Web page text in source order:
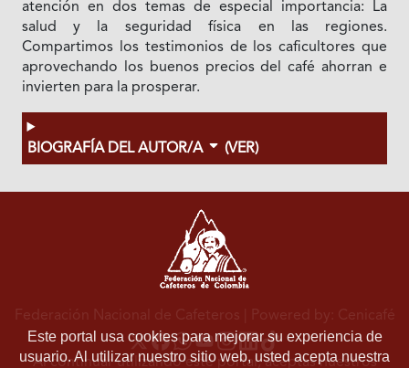
atención en dos temas de especial importancia: La
salud y la seguridad física en las regiones.
Compartimos los testimonios de los caficultores que
aprovechando los buenos precios del café ahorran e
invierten para la prosperar.
BIOGRAFÍA DEL AUTOR/A (VER)
Este portal usa cookies para mejorar su experiencia de
usuario. Al utilizar nuestro sitio web, usted acepta nuestra
Federación Nacional de Cafeteros | Powered by: Cenicafé
Al continuar utilizando este portal, aceptas nuestros